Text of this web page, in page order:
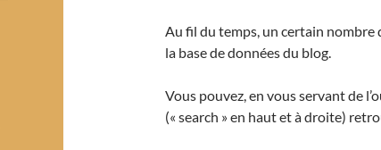
Au fil du temps, un certain nombre
la base de données du blog.
Vous pouvez, en vous servant de
(« search » en haut et à droite)